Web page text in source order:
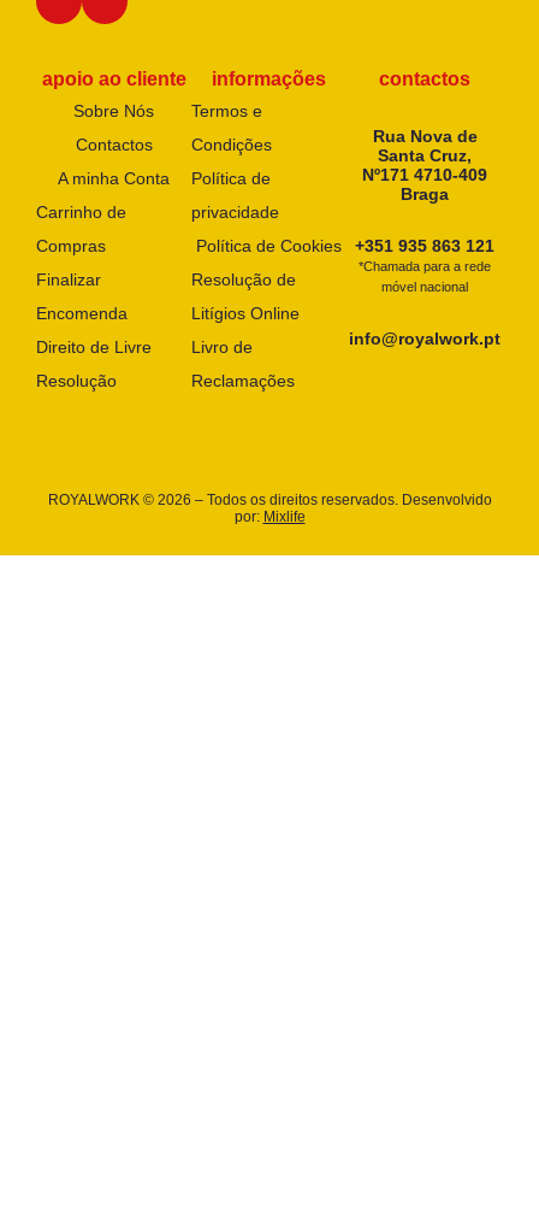
apoio ao cliente
Sobre Nós
Contactos
A minha Conta
Carrinho de
Compras
Finalizar
Encomenda
Direito de Livre
Resolução
informações
Termos e
Condições
Política de
privacidade
Política de Cookies
Resolução de
Litígios Online
Livro de
Reclamações
contactos
Rua Nova de
Santa Cruz,
Nº171 4710-409
Braga
+351 935 863 121
*Chamada para a rede
móvel nacional
info@royalwork.pt
ROYALWORK © 2026 – Todos os direitos reservados. Desenvolvido
por: Mixlife